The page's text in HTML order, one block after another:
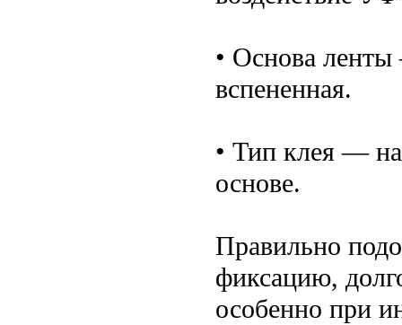
• Основа
вспененная.
• Тип клея —
основе.
Правильно
фиксацию,
особенно при